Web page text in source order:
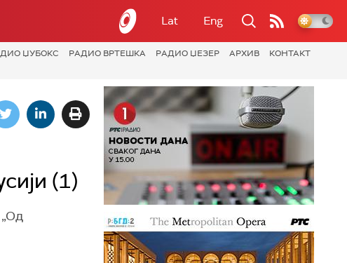
Lat Eng
ЏУБОКС РАДИО ВРТЕШКА РАДИО ЏЕЗЕР АРХИВ
КОНТАКТ
(1)